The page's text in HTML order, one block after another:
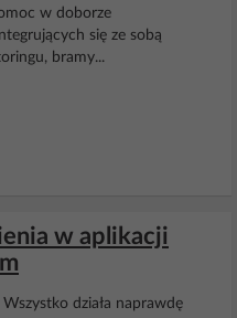
w doborze
się ze sobą
bramy...
w aplikacji
działa naprawdę